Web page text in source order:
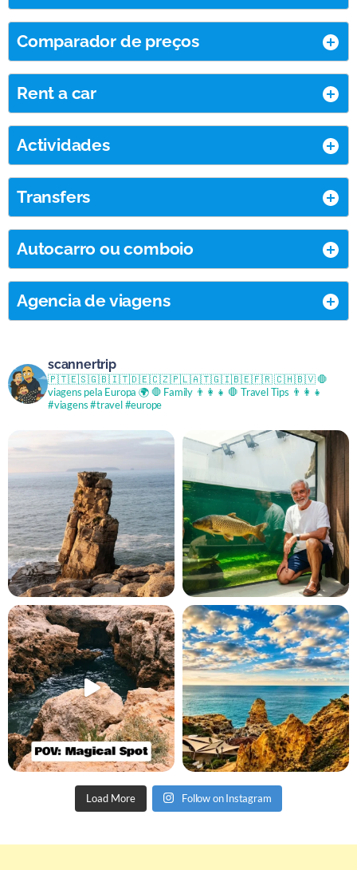
Comparador de preços
Rent a car
Actividades
Transfers
Autocarro ou comboio
Agencia de viagens
scannertrip
🇵🇹🇪🇸🇬🇧🇮🇹🇩🇪🇨🇿🇵🇱🇦🇹🇬🇮🇧🇪🇫🇷 🇨🇭🇧🇻🛑
viagens pela Europa 🌍🛑 Family 👨‍👩‍👧 🛑 Travel Tips 👨‍👩‍👧
#viagens #travel #europe
Load More Follow on Instagram